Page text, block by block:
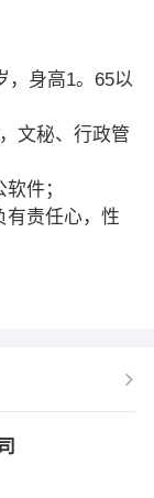
，身高1。65以
文秘、行政管
件；
有责任心，性